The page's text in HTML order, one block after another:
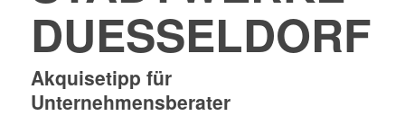
DUESSELDORF
Akquisetipp für
Unternehmensberater